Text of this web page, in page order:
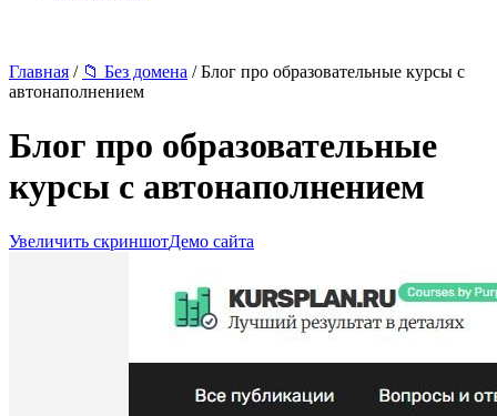
Главная / 📁 Без домена / Блог про образовательные курсы с
автонаполнением
Блог про образовательные
курсы с автонаполнением
Увеличить скриншотДемо сайта